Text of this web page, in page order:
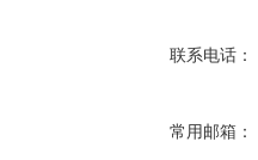
联系电话：
常用邮箱：